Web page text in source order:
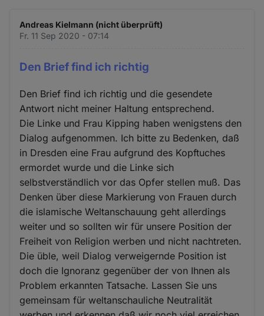
Andreas Kielmann (nicht überprüft)
Fr. 11 Sep 2020 - 07:14
Den Brief find ich richtig
Den Brief find ich richtig und die gesendete
Antwort nicht meiner Haltung entsprechend.
Die Linke und Frau Kipping haben wenigstens den
Dialog aufgenommen. Ich bitte zu Bedenken, daß
in Dresden eine Frau aufgrund des Kopftuches
ermordet wurde und die Linke sich
selbstverständlich vor das Opfer stellen muß. Das
Denken über diese Markierung von Frauen durch
die islamische Weltanschauung geht allerdings
weiter und so sollten wir für unsere Position der
Freiheit von Religion werben und nicht nachtreten.
Die üble, weil Dialog verweigernde Position ist
doch die Ignoranz gegenüber der von Ihnen als
Problem erkannten Tatsache. Lassen Sie uns
gemeinsam für weltanschauliche Neutralität